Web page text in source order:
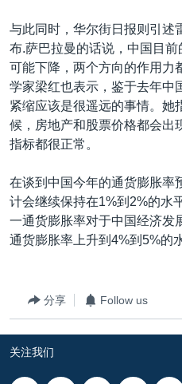
与此同时，华尔街日报则引述
布.萨巴拉曼的话说，中国目
可能下降，两个方向的作用力
学家梁红也表示，鉴于去年中
紧缩应该是很遥远的事情。她
候，房地产和股票价格都会出
指标都很正常。
在谈到中国今年的通货膨胀率
计会继续保持在1%到2%的水
一通货膨胀率对于中国经济发
通货膨胀率上升到4%到5%的
分享 Follow us
关注我们